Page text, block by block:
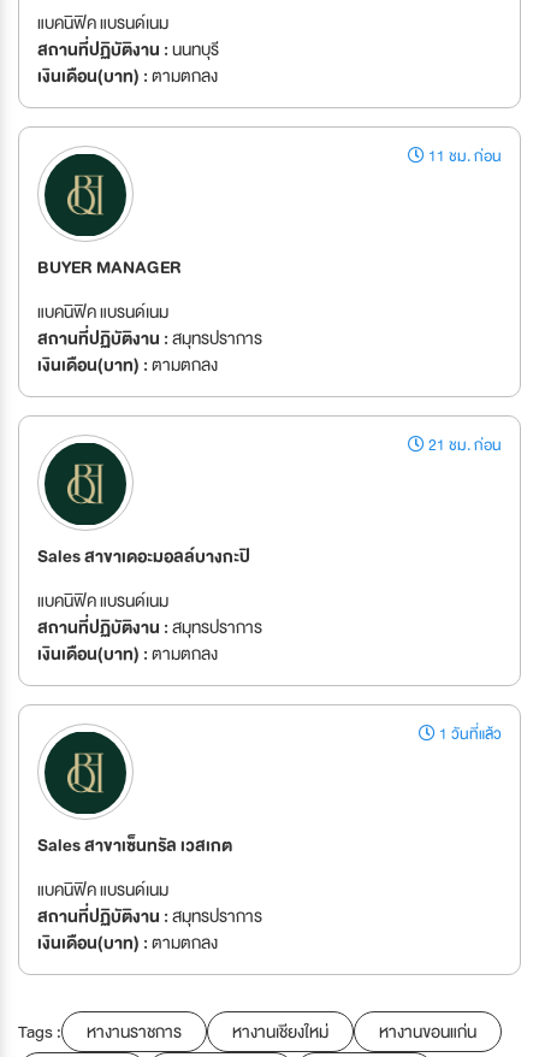
แบคนิฟิค แบรนด์เนม
สถานที่ปฏิบัติงาน :นนทบุรี
เงินเดือน(บาท) :ตามตกลง
11 ชม. ก่อน
BUYER MANAGER
แบคนิฟิค แบรนด์เนม
สถานที่ปฏิบัติงาน :สมุทรปราการ
เงินเดือน(บาท) :ตามตกลง
21 ชม. ก่อน
Sales สาขาเดอะมอลล์บางกะปิ
แบคนิฟิค แบรนด์เนม
สถานที่ปฏิบัติงาน :สมุทรปราการ
เงินเดือน(บาท) :ตามตกลง
1 วันที่แล้ว
Sales สาขาเซ็นทรัล เวสเกต
แบคนิฟิค แบรนด์เนม
สถานที่ปฏิบัติงาน :สมุทรปราการ
เงินเดือน(บาท) :ตามตกลง
Tags : หางานราชการ หางานเชียงใหม่
หางานขอนแก่น